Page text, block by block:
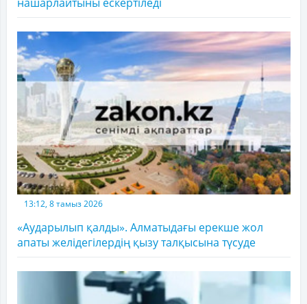
нашарлайтыны ескертіледі
13:12, 8 тамыз 2026
«Аударылып қалды». Алматыдағы ерекше жол
апаты желідегілердің қызу талқысына түсуде